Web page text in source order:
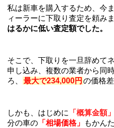
私は新車を購入するため、今
ィーラーに下取り査定を頼みま
はるかに低い査定額でした。
そこで、下取りを一旦辞めて
申し込み、複数の業者から同
ろ、
最大で234,000円 の価格
しかも、はじめに 「概算金額」
分の車の 「相場価格」 もかん